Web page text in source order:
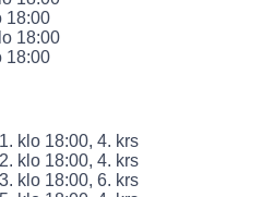
18:00
18:00
18:00
klo 18:00, 4. krs
klo 18:00, 4. krs
klo 18:00, 6. krs